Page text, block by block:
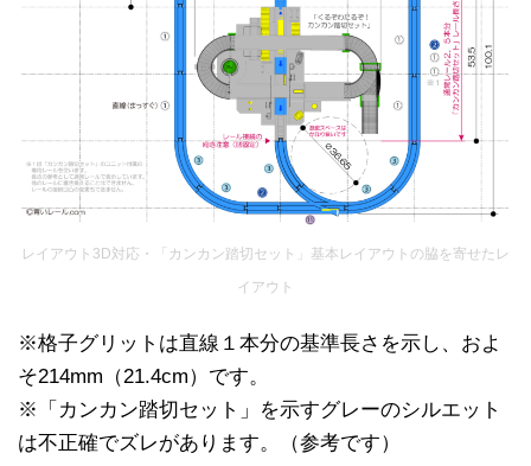
レイアウト3D対応・「カンカン踏切セット」基本レイアウトの脇を寄せたレ
イアウト
※格子グリットは直線１本分の基準長さを示し、およ
そ214mm（21.4cm）です。
※「カンカン踏切セット」を示すグレーのシルエット
は不正確でズレがあります。（参考です）